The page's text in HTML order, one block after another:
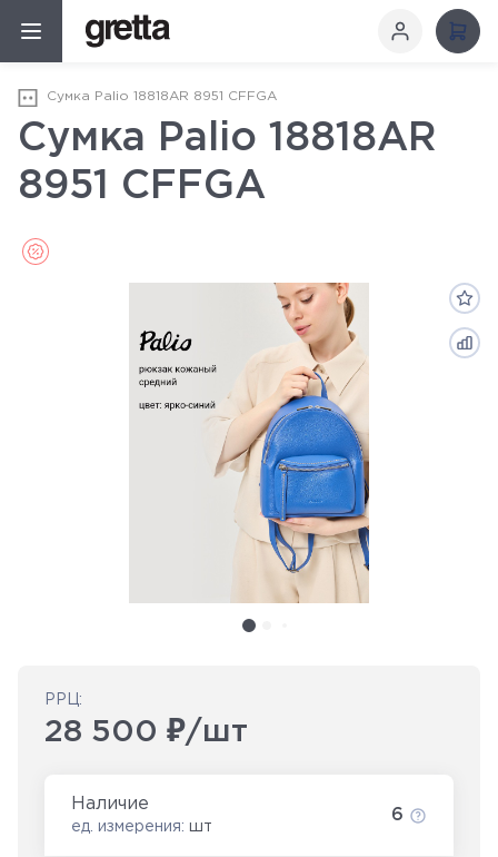
Сумка Palio 18818AR 8951 CFFGA
Сумка Palio 18818AR
8951 CFFGA
РРЦ:
28 500 ₽/шт
Наличие
ед. измерения: шт
6